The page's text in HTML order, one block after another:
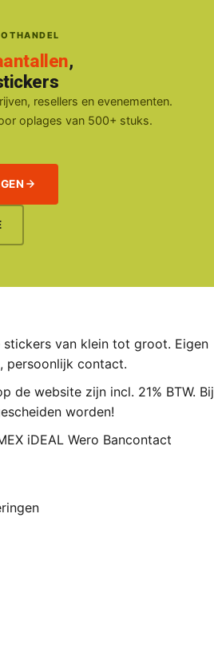
,
resellers en evenementen.
oplages van 500+ stuks.
van klein tot groot. Eigen
persoonlijk contact.
de website zijn incl. 21% BTW. Bij
worden!
iDEAL Wero Bancontact